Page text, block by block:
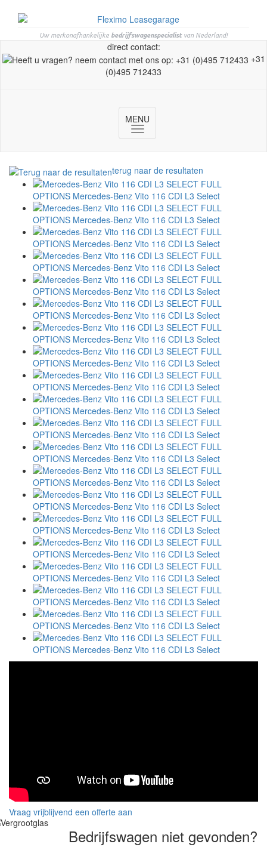
Uw merkonafhankelijke bedrijfswagenspecialistvan Nederland!
direct contact:
+31
(0)495 712433
MENU
Toggle
navigation
terug naar de resultaten
Vraag vrijblijvend een offerte aan
Bedrijfswagen niet gevonden?